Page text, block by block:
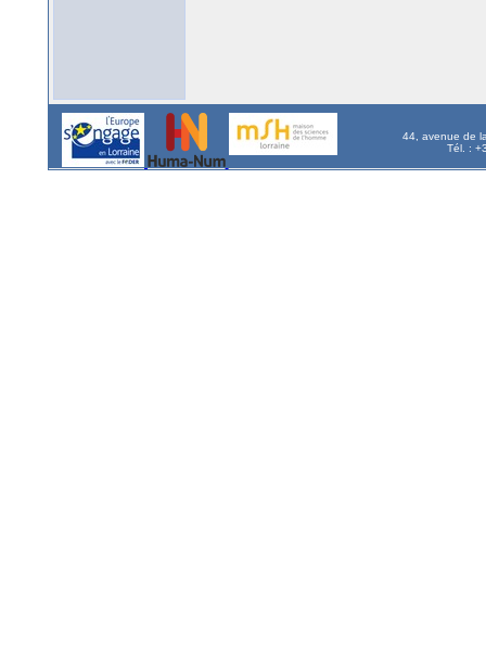
44, avenue de
Tél. :